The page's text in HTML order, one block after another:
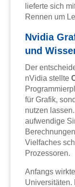
lieferte sich
Rennen um
Nvidia
und
Der
nVidia stellte
für Grafik,
nutzen
aufwendige
Vielfaches
Prozessoren.
Anfangs
Universitäten.